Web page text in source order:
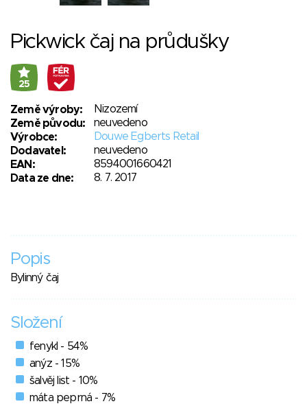
Pickwick čaj na průdušky
25
Země výroby:
Nizozemí
Země původu:
neuvedeno
Výrobce:
Douwe Egberts Retail
Dodavatel:
neuvedeno
EAN:
8594001660421
Data ze dne:
8. 7. 2017
Popis
Bylinný čaj
Složení
fenykl - 54%
anýz - 15%
šalvěj list - 10%
máta peprná - 7%